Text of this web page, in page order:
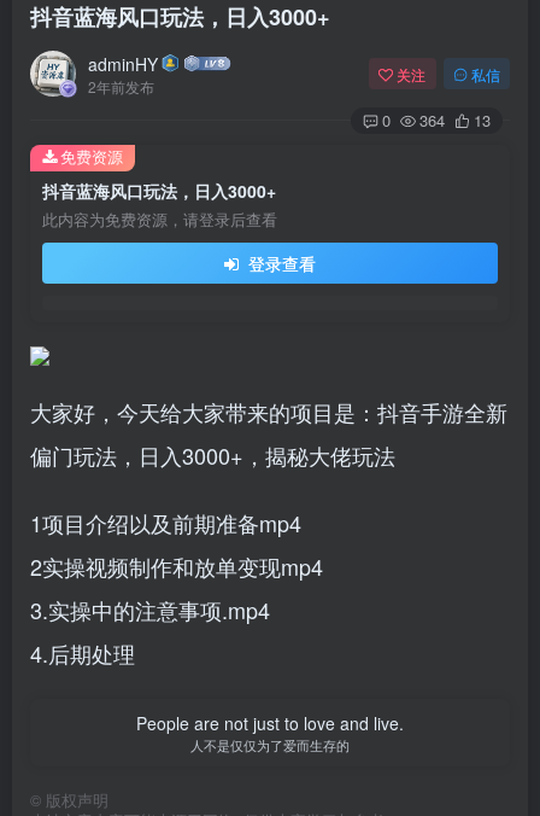
抖音蓝海风口玩法，日入3000+
adminHY
2年前发布
关注 私信
0 364 13
抖音蓝海风口玩法，日入3000+
此内容为免费资源，请登录后查看
登录查看
免费资源
大家好，今天给大家带来的项目是：抖音手游全新
偏门玩法，日入3000+，揭秘大佬玩法
1项目介绍以及前期准备mp4
2实操视频制作和放单变现mp4
3.实操中的注意事项.mp4
4.后期处理
People are not just to love and live.
人不是仅仅为了爱而生存的
© 版权声明